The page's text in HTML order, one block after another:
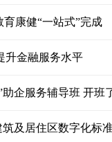
康健“一站式”完成
升金融服务水平
助企服务辅导班 开班
及居住区数字化标